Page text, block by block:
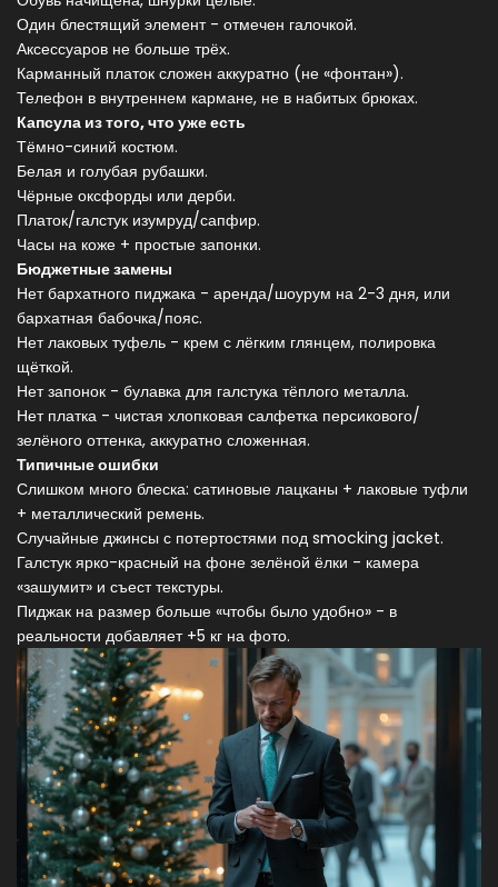
Один блестящий элемент - отмечен галочкой.
Аксессуаров не больше трёх.
Карманный платок сложен аккуратно (не «фонтан»).
Телефон в внутреннем кармане, не в набитых брюках.
Капсула из того, что уже есть
Тёмно-синий костюм.
Белая и голубая рубашки.
Чёрные оксфорды или дерби.
Платок/галстук изумруд/сапфир.
Часы на коже + простые запонки.
Бюджетные замены
Нет бархатного пиджака - аренда/шоурум на 2-3 дня, или
бархатная бабочка/пояс.
Нет лаковых туфель - крем с лёгким глянцем, полировка
щёткой.
Нет запонок - булавка для галстука тёплого металла.
Нет платка - чистая хлопковая салфетка персикового/
зелёного оттенка, аккуратно сложенная.
Типичные ошибки
Слишком много блеска: сатиновые лацканы + лаковые туфли
+ металлический ремень.
Случайные джинсы с потертостями под smocking jacket.
Галстук ярко-красный на фоне зелёной ёлки - камера
«зашумит» и съест текстуры.
Пиджак на размер больше «чтобы было удобно» - в
реальности добавляет +5 кг на фото.